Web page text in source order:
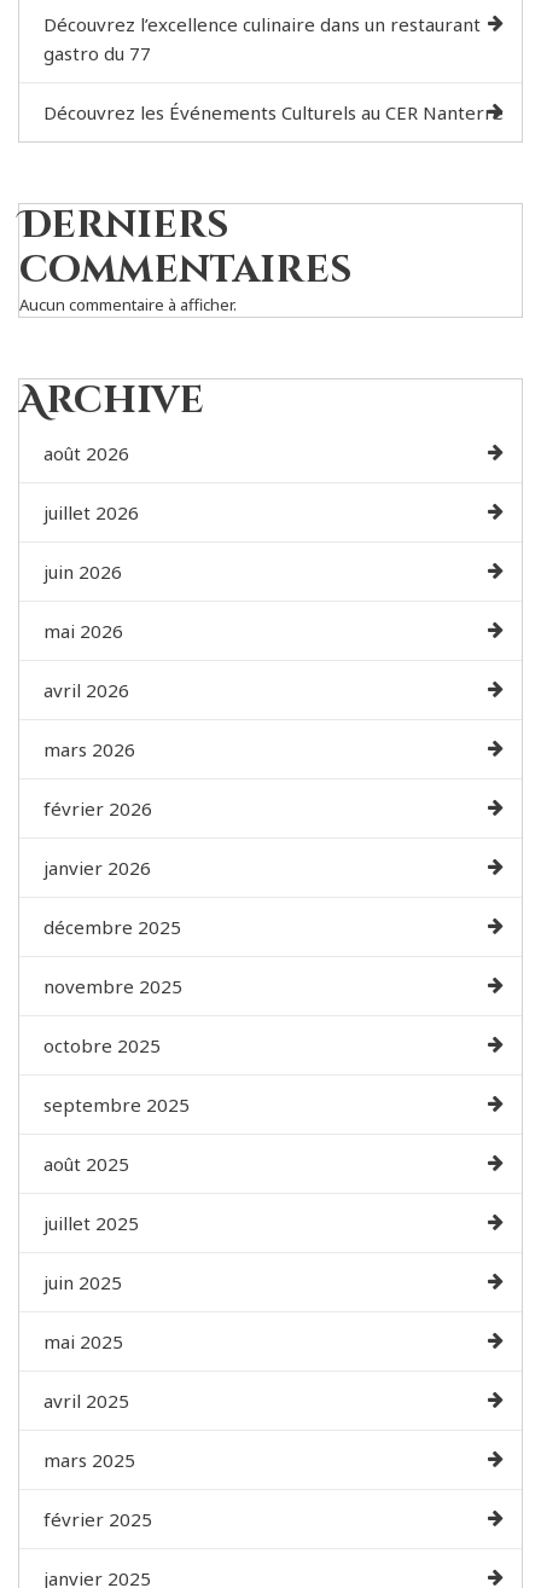
Découvrez l’excellence culinaire dans un restaurant
gastro du 77
Découvrez les Événements Culturels au CER Nanterre
Derniers
commentaires
Aucun commentaire à afficher.
Archive
août 2026
juillet 2026
juin 2026
mai 2026
avril 2026
mars 2026
février 2026
janvier 2026
décembre 2025
novembre 2025
octobre 2025
septembre 2025
août 2025
juillet 2025
juin 2025
mai 2025
avril 2025
mars 2025
février 2025
janvier 2025